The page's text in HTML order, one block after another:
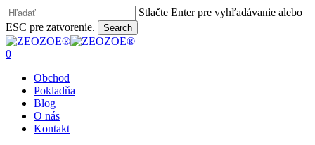
Skip
to
main
content
Stlačte Enter pre vyhľadávanie alebo
ESC pre zatvorenie.
Search
Close
Search
search
0
Obchod
Pokladňa
Blog
O nás
Kontakt